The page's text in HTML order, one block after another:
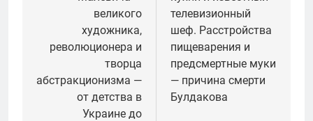
великого
художника,
революционера и
творца
абстракционизма —
от детства в
Украине до
телевизионный
шеф. Расстройства
пищеварения и
предсмертные муки
— причина смерти
Булдакова